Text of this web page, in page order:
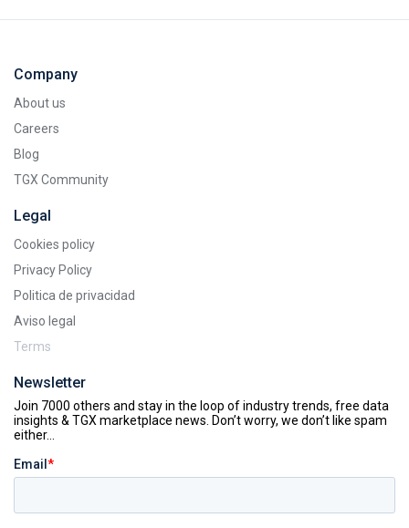
Company
About us
Careers
Blog
TGX Community
Legal
Cookies policy
Privacy Policy
Politica de privacidad
Aviso legal
Terms
Newsletter